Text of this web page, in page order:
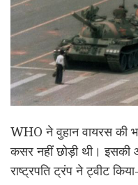
WHO ने वुहान वायरस की
कसर नहीं छोड़ी थी। इसकी
राष्ट्रपति ट्रंप ने ट्वीट किया-